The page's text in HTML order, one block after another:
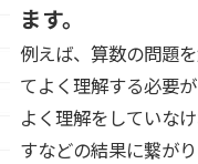
ます。
例えば、算数の問題
てよく理解する必要が
よく理解をしていな
すなどの結果に繋がり